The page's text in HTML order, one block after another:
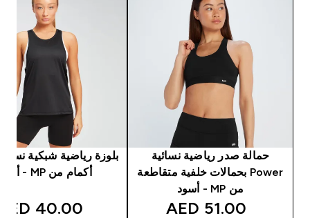
حمالة صدر رياضية نسائية
Power بحمالات خلفية متقاطعة
من MP - أسود
discounted price
51.00 AED‎
بلوزة رياضية شبكية
أكمام من MP - أسود
price
40.00 AED‎